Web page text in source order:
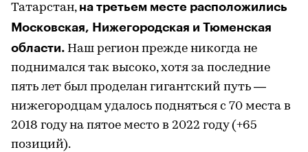
Татарстан, на третьем месте расположились
Московская, Нижегородская и Тюменская
области. Наш регион прежде никогда не
поднимался так высоко, хотя за последние
пять лет был проделан гигантский путь —
нижегородцам удалось подняться с 70 места в
2018 году на пятое место в 2022 году (+65
позиций).